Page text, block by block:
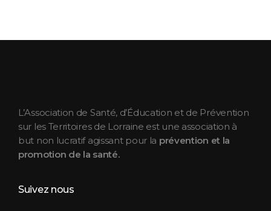
L’Association de Santé, d’Éducation et de Prévention
sur les Territoires de Lorraine est une association à
but non lucratif agissant pour la prévention et la
promotion de la santé.
Suivez nous